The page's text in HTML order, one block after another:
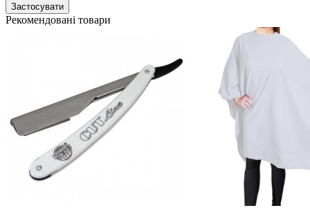
Застосувати
Рекомендовані товари